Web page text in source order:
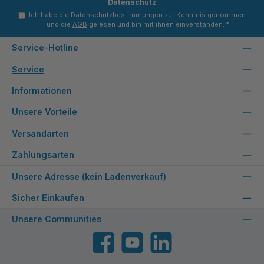
Datenschutz
Ich habe die Datenschutzbestimmungen zur Kenntnis genommen
und die AGB gelesen und bin mit ihnen einverstanden. *
Service-Hotline
Service
Informationen
Unsere Vorteile
Versandarten
Zahlungsarten
Unsere Adresse (kein Ladenverkauf)
Sicher Einkaufen
Unsere Communities
FacebookYouTube